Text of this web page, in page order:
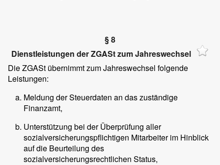
§ 8
Dienstleistungen der ZGASt zum Jahreswechsel
Die ZGASt übernimmt zum Jahreswechsel folgende
Leistungen:
Meldung der Steuerdaten an das zuständige
Finanzamt,
Unterstützung bei der Überprüfung aller
sozialversicherungspflichtigen Mitarbeiter im Hinblick
auf die Beurteilung des
sozialversicherungsrechtlichen Status,